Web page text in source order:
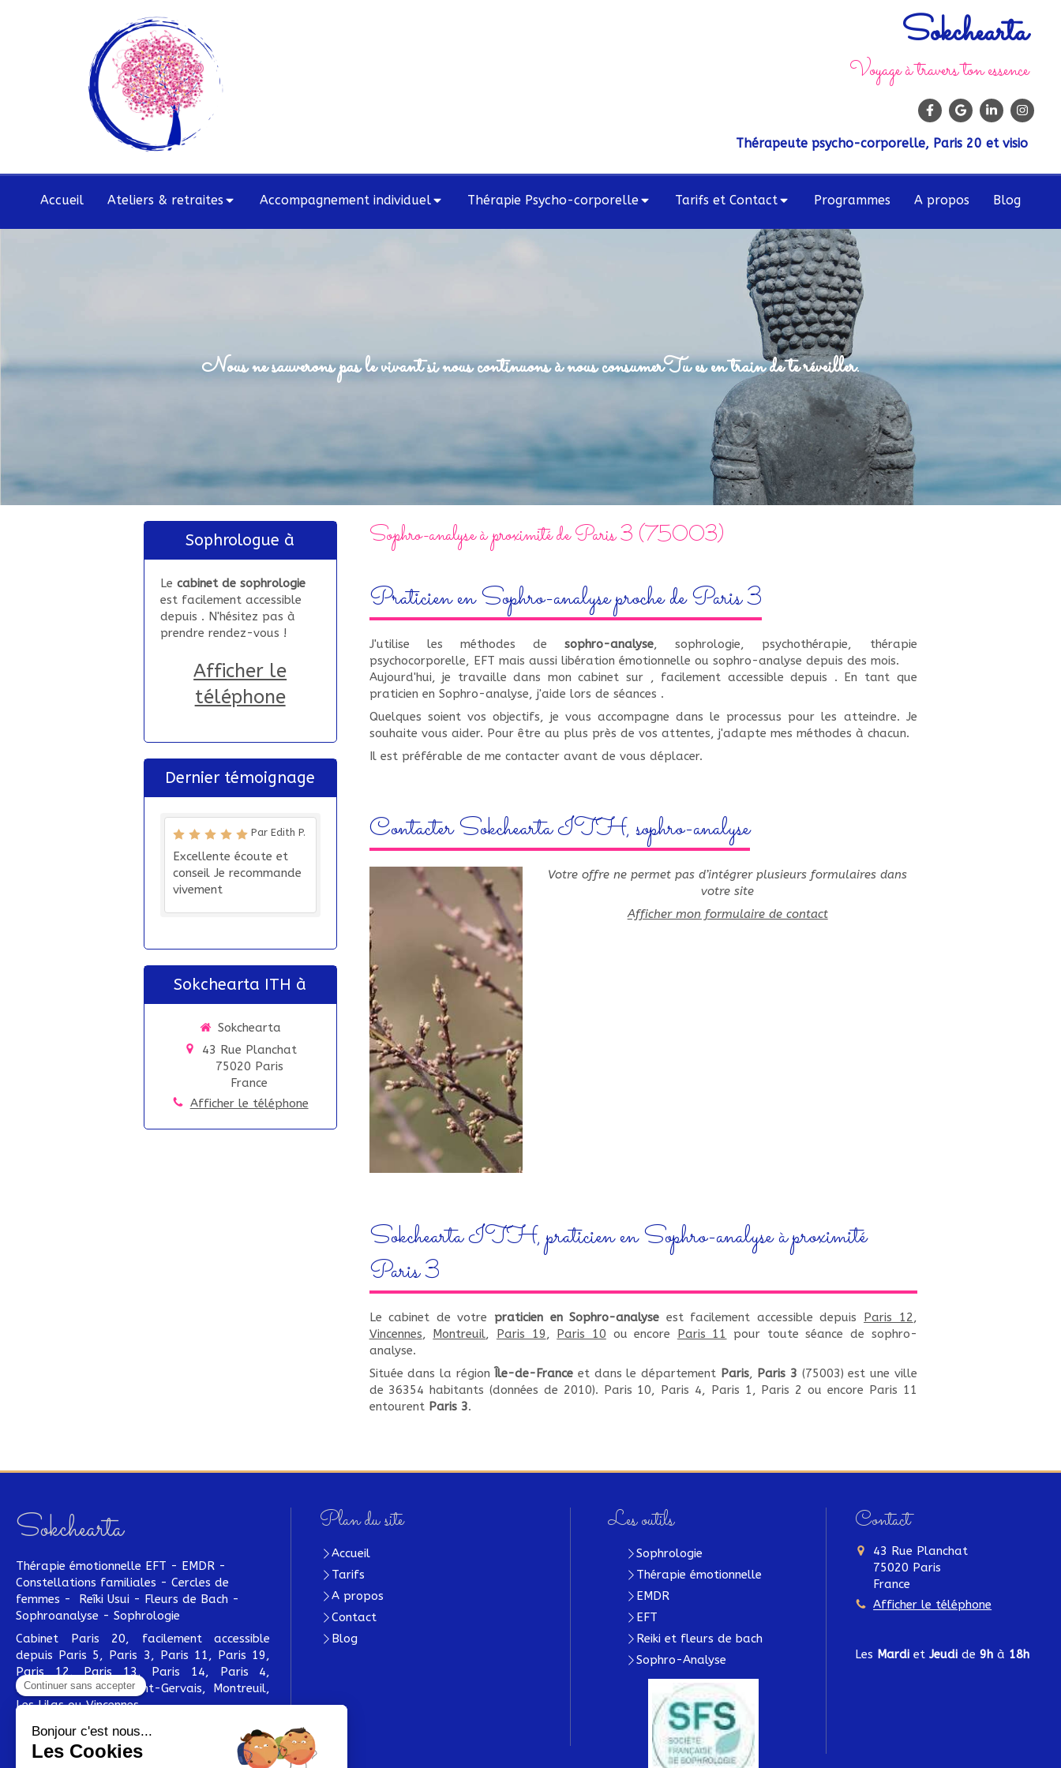
Sokchearta
Voyage à travers ton essence
Thérapeute psycho-corporelle, Paris 20 et visio
Accueil Ateliers & retraites Accompagnement individuel Thérapie Psycho-corporelle Tarifs et Contact Programmes A propos Blog
Nous ne sauverons pas le vivant si nous continuons à nous consumerTu es en train de te réveiller.
Sophro-analyse à proximité de Paris 3 (75003)
Praticien en Sophro-analyse proche de Paris 3
J'utilise les méthodes desophro-analyse, sophrologie, psychothérapie, thérapie
psychocorporelle, EFT mais aussi libération émotionnelle ou sophro-analyse depuis des mois.
Aujourd'hui, je travaille dans mon cabinet sur , facilement accessible depuis . En tant que
praticien en Sophro-analyse, j'aide lors de séances .
Quelques soient vos objectifs, je vous accompagne dans le processus pour les atteindre. Je
souhaite vous aider. Pour être au plus près de vos attentes, j'adapte mes méthodes à chacun.
Il est préférable de me contacter avant de vous déplacer.
Contacter Sokchearta ITH, sophro-analyse
Votre offre ne permet pas d’intégrer plusieurs formulaires dans
votre site
Afficher mon formulaire de contact
Sokchearta ITH, praticien en Sophro-analyse à proximité
Paris 3
Le cabinet de votre praticien en Sophro-analyse est facilement accessible depuis Paris 12,
Vincennes, Montreuil, Paris 19, Paris 10 ou encore Paris 11
pour toute séance de sophro-
analyse.
Située dans la région Île-de-France et dans le département Paris, Paris 3 (75003) est une ville
de 36354 habitants (données de 2010). Paris 10, Paris 4, Paris 1, Paris 2 ou encore Paris 11
entourent Paris 3.
Sophrologue à
Le cabinet de sophrologie
est facilement accessible
depuis . N'hésitez pas à
prendre rendez-vous !
Afficher le
téléphone
Dernier témoignage
Par Edith P.
Excellente écoute et
conseil Je recommande
vivement
Sokchearta ITH à
Sokchearta
43 Rue Planchat
75020 Paris
France
Afficher le téléphone
Sokchearta
Thérapie émotionnelle EFT - EMDR -
Constellations familiales - Cercles de
femmes - Reîki Usui - Fleurs de Bach -
Sophroanalyse - Sophrologie
Cabinet Paris 20, facilement accessible
depuis Paris 5, Paris 3, Paris 11, Paris 19,
Paris 12, Paris 13, Paris 14, Paris 4,
Bagnolet, Le Pré-Saint-Gervais, Montreuil,
Les Lilas ou Vincennes.
Prendre rendez-vous
Plan du site
Accueil
Tarifs
A propos
Contact
Blog
Les outils
Sophrologie
Thérapie émotionnelle
EMDR
EFT
Reiki et fleurs de bach
Sophro-Analyse
Contact
43 Rue Planchat
75020 Paris
France
Afficher le téléphone
Les Mardi etJeudi de9h à 18h